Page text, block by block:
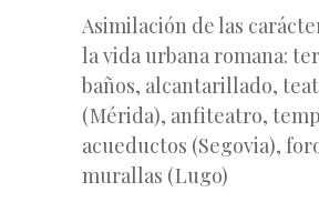
Asimilación de las
la vida urbana romana:
baños, alcantarillado,
(Mérida), anfiteatro,
acueductos (Segovia),
murallas (Lugo)